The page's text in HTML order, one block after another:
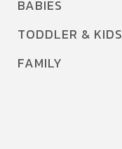
BABIES
TODDLER & KIDS
FAMILY